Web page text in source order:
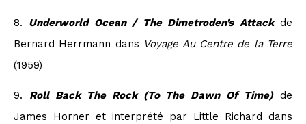
8. Underworld Ocean / The Dimetroden’s Attackde
Bernard Herrmann dans Voyage Au Centre de la Terre
(1959)
9. Roll Back The Rock (To The Dawn Of Time)de
James Horner et interprété par Little Richard dans